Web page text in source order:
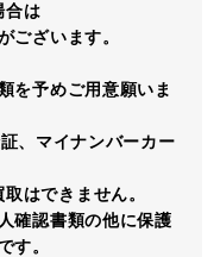
合は
ございます。
を予めご用意願いま
、マイナンバーカー
はできません。
確認書類の他に保護
す。